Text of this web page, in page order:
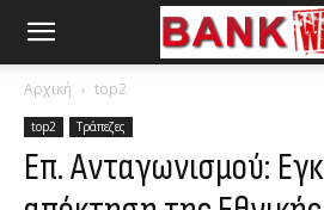
Αρχική top2
top2 Τράπεζες
Επ. Ανταγωνισμού: